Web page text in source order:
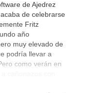
de Ajedrez
de celebrarse
Fritz
año
muy elevado de
podría llevar a
como verán en